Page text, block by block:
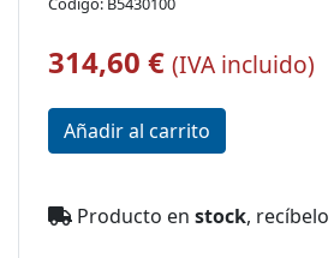
314,60 € (IVA incluido)
Producto en stock, recíbelo